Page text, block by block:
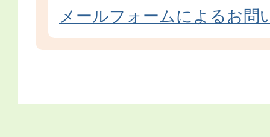
メールフォームによるお問